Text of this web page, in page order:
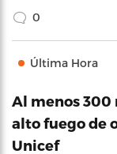
0
Última Hora
Al menos 300
alto fuego de
Unicef